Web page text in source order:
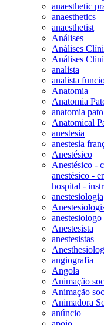
anaesthetic
anaesthetics
anaesthetist
Análises
Análises
Análises
analista
analista
Anatomia
Anatomia
anatomia
Anatomical
anestesia
anestesia
Anestésico
Anestésico -
anestésico -
hospital -
anestesiologia
anestesiologo
Anestesista
anestesistas
angiografia
Angola
Animação
Animação
Animadora
anúncio